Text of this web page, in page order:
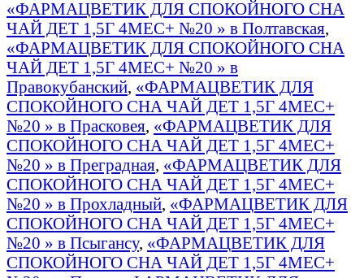
«ФАРМАЦВЕТИК ДЛЯ СПОКОЙНОГО СНА
ЧАЙ ДЕТ 1,5Г 4МЕС+ №20 » в Полтавская,
«ФАРМАЦВЕТИК ДЛЯ СПОКОЙНОГО СНА
ЧАЙ ДЕТ 1,5Г 4МЕС+ №20 » в
Правокубанский, «ФАРМАЦВЕТИК ДЛЯ
СПОКОЙНОГО СНА ЧАЙ ДЕТ 1,5Г 4МЕС+
№20 » в Прасковея, «ФАРМАЦВЕТИК ДЛЯ
СПОКОЙНОГО СНА ЧАЙ ДЕТ 1,5Г 4МЕС+
№20 » в Преградная, «ФАРМАЦВЕТИК ДЛЯ
СПОКОЙНОГО СНА ЧАЙ ДЕТ 1,5Г 4МЕС+
№20 » в Прохладный, «ФАРМАЦВЕТИК ДЛЯ
СПОКОЙНОГО СНА ЧАЙ ДЕТ 1,5Г 4МЕС+
№20 » в Псыгансу, «ФАРМАЦВЕТИК ДЛЯ
СПОКОЙНОГО СНА ЧАЙ ДЕТ 1,5Г 4МЕС+